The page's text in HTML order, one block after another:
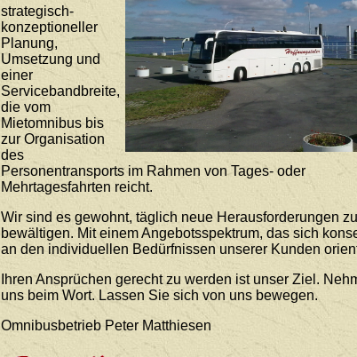
strategisch-
konzeptioneller
Planung,
Umsetzung und
einer
Servicebandbreite,
die vom
Mietomnibus bis
zur Organisation
des
Personentransports im Rahmen von Tages- oder
Mehrtagesfahrten reicht.
Wir sind es gewohnt, täglich neue Herausforderungen zu
bewältigen. Mit einem Angebotsspektrum, das sich
an den individuellen Bedürfnissen unserer Kunden
Ihren Ansprüchen gerecht zu werden ist unser Ziel.
uns beim Wort. Lassen Sie sich von uns bewegen.
Omnibusbetrieb Peter Matthiesen